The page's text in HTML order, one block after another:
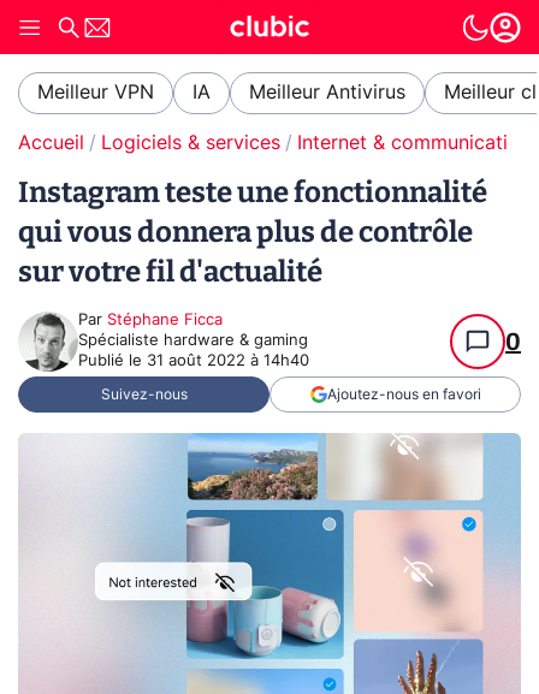
Meilleur VPN IA Meilleur Antivirus Meilleur
Accueil Logiciels & services Internet & communication
Instagram teste une fonctionnalité
qui vous donnera plus de contrôle
sur votre fil d'actualité
Par Stéphane Ficca
Spécialiste hardware & gaming
Publié le 31 août 2022 à 14h40
0
Suivez-nous Ajoutez-nous en favori